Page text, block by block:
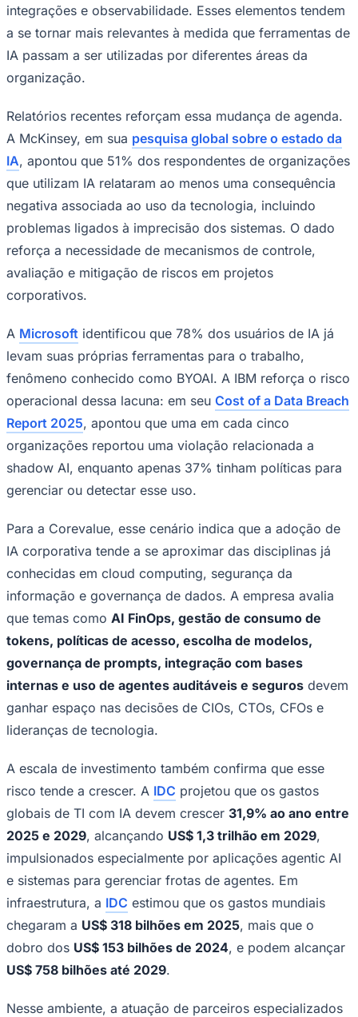
São Paulo
Santos
integrações e observabilidade. Esses elementos tendem
a se tornar mais relevantes à medida que ferramentas de
IA passam a ser utilizadas por diferentes áreas da
organização.
Relatórios recentes reforçam essa mudança de agenda.
A McKinsey, em sua pesquisa global sobre o estado da
IA, apontou que 51% dos respondentes de organizações
que utilizam IA relataram ao menos uma consequência
negativa associada ao uso da tecnologia, incluindo
problemas ligados à imprecisão dos sistemas. O dado
reforça a necessidade de mecanismos de controle,
avaliação e mitigação de riscos em projetos
corporativos.
A Microsoft identificou que 78% dos usuários de IA já
levam suas próprias ferramentas para o trabalho,
fenômeno conhecido como BYOAI. A IBM reforça o risco
operacional dessa lacuna: em seu Cost of a Data Breach
Report 2025, apontou que uma em cada cinco
organizações reportou uma violação relacionada a
shadow AI, enquanto apenas 37% tinham políticas para
gerenciar ou detectar esse uso.
Para a Corevalue, esse cenário indica que a adoção de
IA corporativa tende a se aproximar das disciplinas já
conhecidas em cloud computing, segurança da
informação e governança de dados. A empresa avalia
que temas como AI FinOps, gestão de consumo de
tokens, políticas de acesso, escolha de modelos,
governança de prompts, integração com bases
internas e uso de agentes auditáveis e seguros devem
ganhar espaço nas decisões de CIOs, CTOs, CFOs e
lideranças de tecnologia.
A escala de investimento também confirma que esse
risco tende a crescer. A IDC projetou que os gastos
globais de TI com IA devem crescer 31,9% ao ano entre
2025 e 2029, alcançando US$ 1,3 trilhão em 2029,
impulsionados especialmente por aplicações agentic AI
e sistemas para gerenciar frotas de agentes. Em
infraestrutura, a IDC estimou que os gastos mundiais
chegaram a US$ 318 bilhões em 2025, mais que o
dobro dos US$ 153 bilhões de 2024, e podem alcançar
US$ 758 bilhões até 2029.
Nesse ambiente, a atuação de parceiros especializados